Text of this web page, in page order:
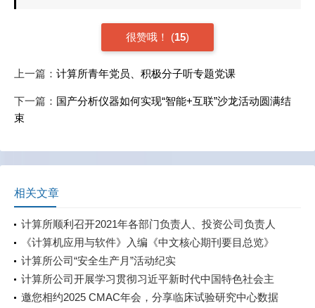
很赞哦！ (15)
上一篇： 计算所青年党员、积极分子听专题党课
下一篇： 国产分析仪器如何实现“智能+互联”沙龙活动圆满结
束
相关文章
计算所顺利召开2021年各部门负责人、投资公司负责人
述职考评会
《计算机应用与软件》入编《中文核心期刊要目总览》
2023年版
计算所公司“安全生产月”活动纪实
计算所公司开展学习贯彻习近平新时代中国特色社会主
义思想主题教育中心组学习（扩大）会
邀您相约2025 CMAC年会，分享临床试验研究中心数据